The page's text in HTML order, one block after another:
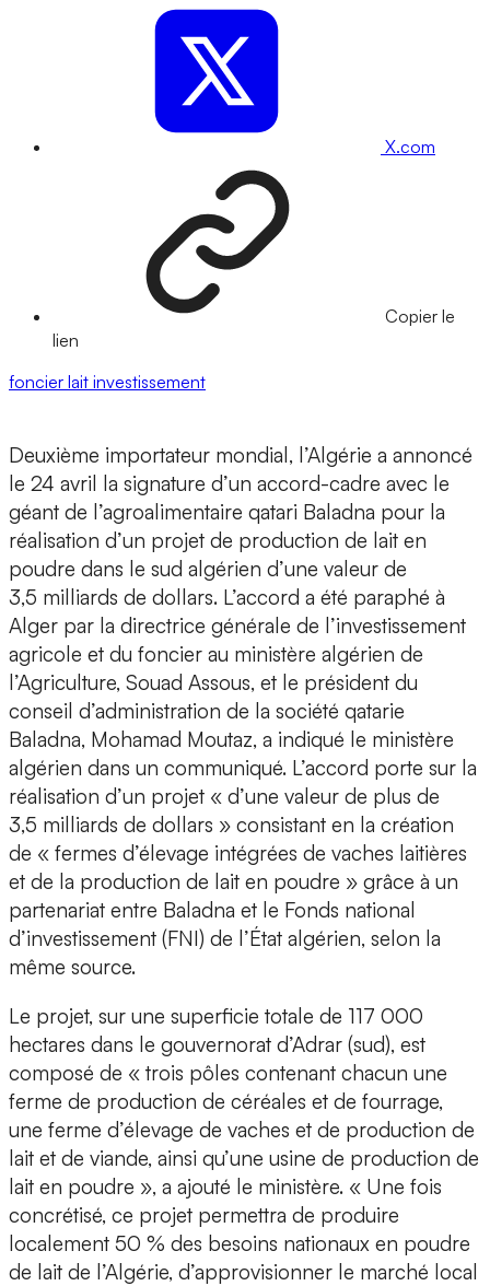
X.com
Copier le
lien
foncier lait investissement
Deuxième importateur mondial, l’Algérie a annoncé
le 24 avril la signature d’un accord-cadre avec le
géant de l’agroalimentaire qatari Baladna pour la
réalisation d’un projet de production de lait en
poudre dans le sud algérien d’une valeur de
3,5 milliards de dollars. L’accord a été paraphé à
Alger par la directrice générale de l’investissement
agricole et du foncier au ministère algérien de
l’Agriculture, Souad Assous, et le président du
conseil d’administration de la société qatarie
Baladna, Mohamad Moutaz, a indiqué le ministère
algérien dans un communiqué. L’accord porte sur la
réalisation d’un projet « d’une valeur de plus de
3,5 milliards de dollars » consistant en la création
de « fermes d’élevage intégrées de vaches laitières
et de la production de lait en poudre » grâce à un
partenariat entre Baladna et le Fonds national
d’investissement (FNI) de l’État algérien, selon la
même source.
Le projet, sur une superficie totale de 117 000
hectares dans le gouvernorat d’Adrar (sud), est
composé de « trois pôles contenant chacun une
ferme de production de céréales et de fourrage,
une ferme d’élevage de vaches et de production de
lait et de viande, ainsi qu’une usine de production de
lait en poudre », a ajouté le ministère. « Une fois
concrétisé, ce projet permettra de produire
localement 50 % des besoins nationaux en poudre
de lait de l’Algérie, d’approvisionner le marché local